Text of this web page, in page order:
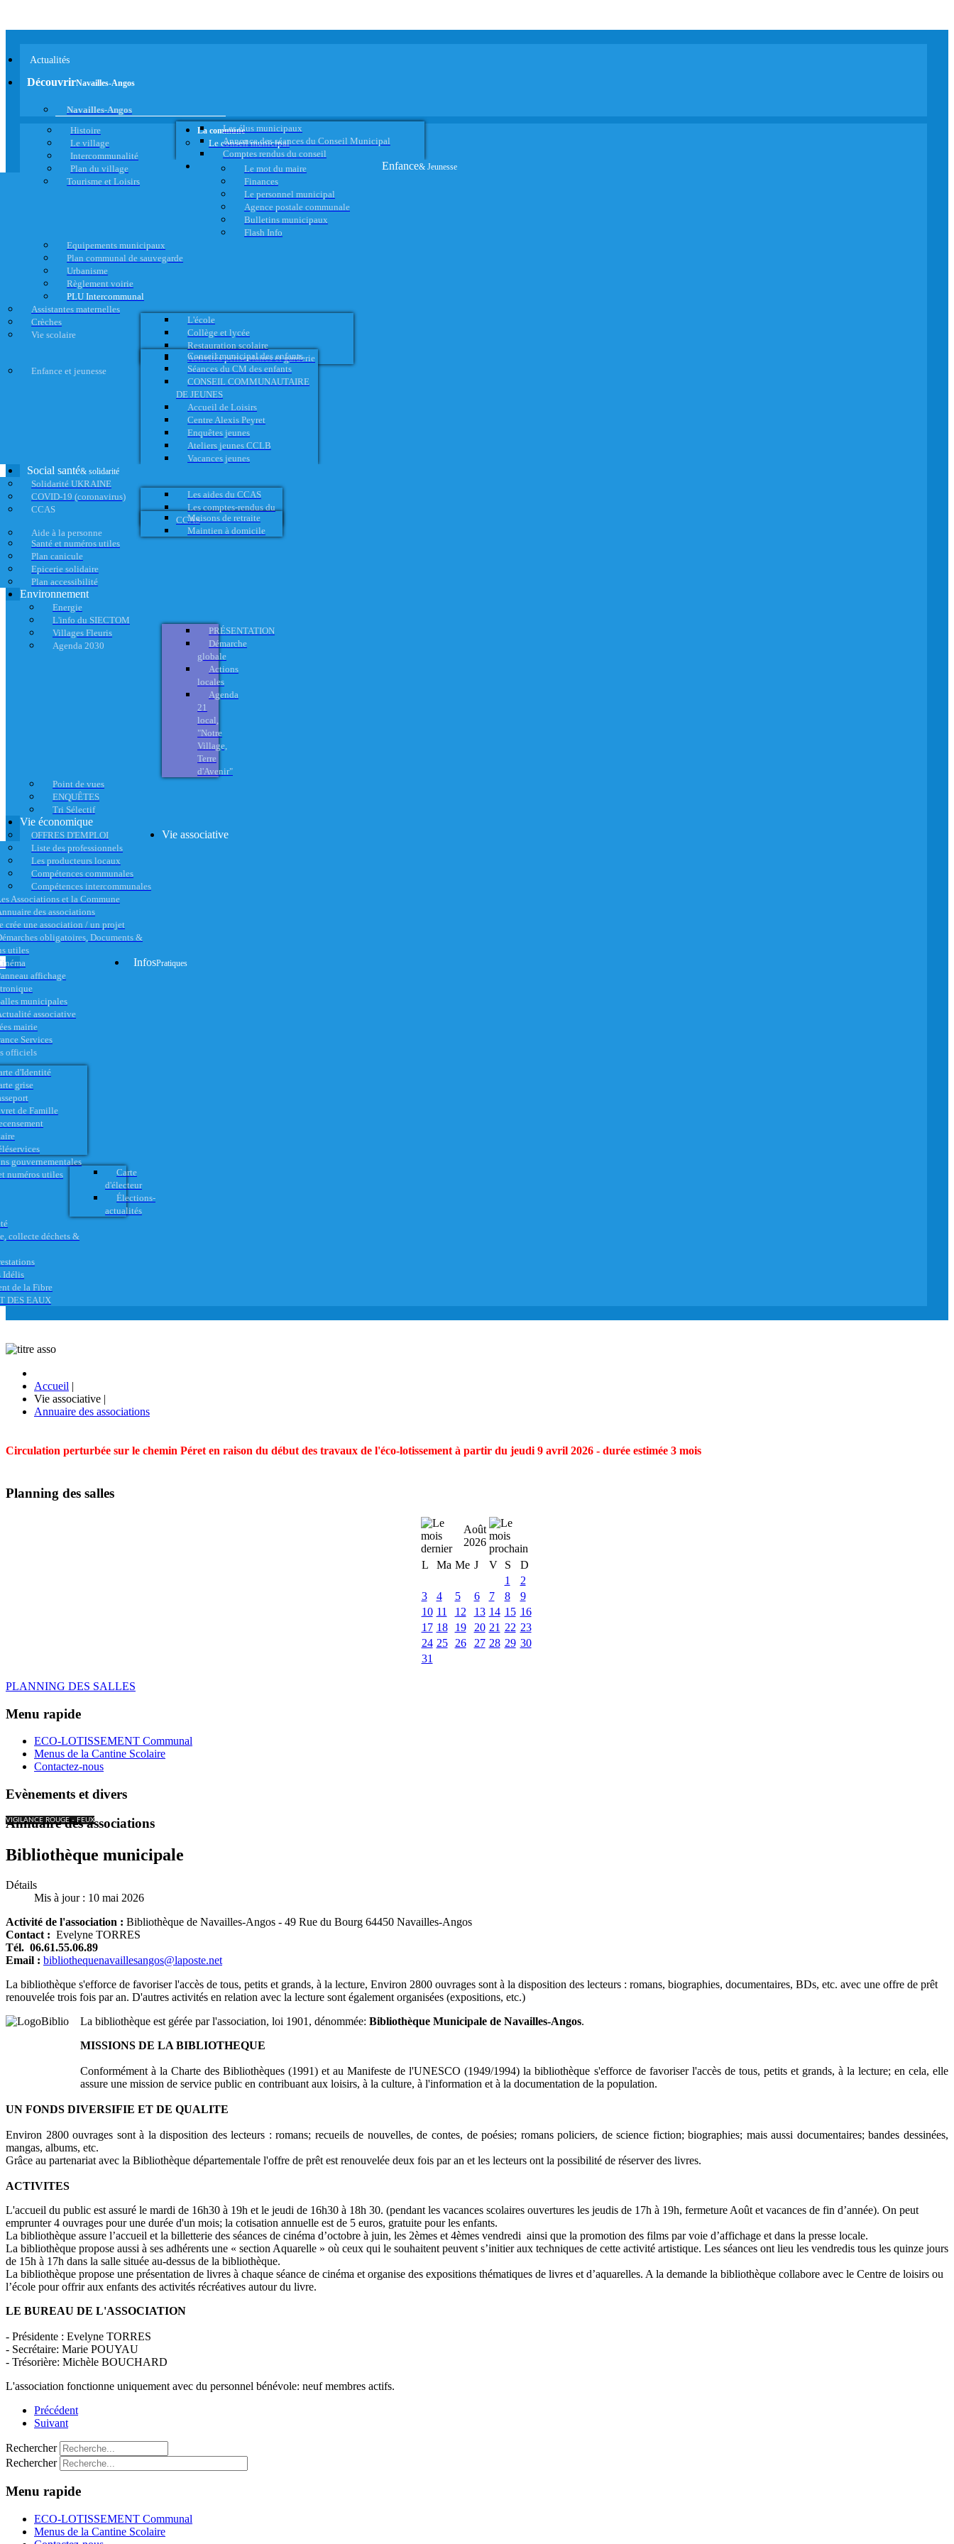
Actualités
DécouvrirNavailles-Angos
Navailles-Angos
Histoire
Le village
Intercommunalité
Plan du village
Tourisme et Loisirs
La commune
Le conseil municipal
Les élus municipaux
Annonce des séances du Conseil Municipal
Comptes rendus du conseil
Le mot du maire
Finances
Le personnel municipal
Agence postale communale
Bulletins municipaux
Flash Info
Equipements municipaux
Plan communal de sauvegarde
Urbanisme
Règlement voirie
PLU Intercommunal
Enfance& Jeunesse
Assistantes maternelles
Crèches
Vie scolaire
L'école
Collège et lycée
Restauration scolaire
Activités périscolaires et garderie
Enfance et jeunesse
Conseil municipal des enfants
Séances du CM des enfants
CONSEIL COMMUNAUTAIRE
DE JEUNES
Accueil de Loisirs
Centre Alexis Peyret
Enquêtes jeunes
Ateliers jeunes CCLB
Vacances jeunes
Social santé& solidarité
Solidarité UKRAINE
COVID-19 (coronavirus)
CCAS
Les aides du CCAS
Les comptes-rendus du
CCAS
Aide à la personne
Maisons de retraite
Maintien à domicile
Santé et numéros utiles
Plan canicule
Epicerie solidaire
Plan accessibilité
Environnement
Energie
L'info du SIECTOM
Villages Fleuris
Agenda 2030
PRÉSENTATION
Démarche
globale
Actions
locales
Agenda
21
local,
"Notre
Village,
Terre
d'Avenir"
Point de vues
ENQUÊTES
Tri Sélectif
Vie économique
OFFRES D'EMPLOI
Liste des professionnels
Les producteurs locaux
Compétences communales
Compétences intercommunales
Vie associative
Associations et la Commune
des associations
crée une association / un projet
obligatoires, Documents &
utiles
affichage
municipales
associative
InfosPratiques
mairie
Services
officiels
d'Identité
grise
de Famille
gouvernementales
numéros utiles
Carte
d'électeur
Élections-
actualités
collecte déchets &
Idélis
de la Fibre
DES EAUX
Accueil |
Vie associative |
Annuaire des associations
Circulation perturbée sur le chemin Péret en raison du début des travaux de l'éco-lotissement à partir du jeudi 9 avril 2026 - durée estimée 3 mois
Planning des salles
Août
2026
L
Ma Me J V S
D
1
2
3
4 5 6 7 8
9
10 11 12 13 14 15 16
17 18 19 20 21 22 23
24 25 26 27 28 29 30
31
PLANNING DES SALLES
Menu rapide
ECO-LOTISSEMENT Communal
Menus de la Cantine Scolaire
Contactez-nous
Evènements et divers
VIGILANCE ROUGE - FEUX
Annuaire des associations
Bibliothèque municipale
Détails
Mis à jour : 10 mai 2026
Activité de l'association : Bibliothèque de Navailles-Angos - 49 Rue du Bourg 64450 Navailles-Angos
Contact : Evelyne TORRES
Tél. 06.61.55.06.89
Email : bibliothequenavaillesangos@laposte.net
La bibliothèque s'efforce de favoriser l'accès de tous, petits et grands, à la lecture, Environ 2800 ouvrages sont à la disposition des lecteurs : romans, biographies, documentaires, BDs, etc. avec une offre de prêt
renouvelée trois fois par an. D'autres activités en relation avec la lecture sont également organisées (expositions, etc.)
La bibliothèque est gérée par l'association, loi 1901, dénommée: Bibliothèque Municipale de Navailles-Angos.
MISSIONS DE LA BIBLIOTHEQUE
Conformément à la Charte des Bibliothèques (1991) et au Manifeste de l'UNESCO (1949/1994) la bibliothèque s'efforce de favoriser l'accès de tous, petits et grands, à la lecture; en cela, elle
assure une mission de service public en contribuant aux loisirs, à la culture, à l'information et à la documentation de la population.
UN FONDS DIVERSIFIE ET DE QUALITE
Environ 2800 ouvrages sont à la disposition des lecteurs : romans; recueils de nouvelles, de contes, de poésies; romans policiers, de science fiction; biographies; mais aussi documentaires; bandes dessinées,
mangas, albums, etc.
Grâce au partenariat avec la Bibliothèque départementale l'offre de prêt est renouvelée deux fois par an et les lecteurs ont la possibilité de réserver des livres.
ACTIVITES
L'accueil du public est assuré le mardi de 16h30 à 19h et le jeudi de 16h30 à 18h 30. (pendant les vacances scolaires ouvertures les jeudis de 17h à 19h, fermeture Août et vacances de fin d’année). On peut
emprunter 4 ouvrages pour une durée d'un mois; la cotisation annuelle est de 5 euros, gratuite pour les enfants.
La bibliothèque assure l’accueil et la billetterie des séances de cinéma d’octobre à juin, les 2èmes et 4èmes vendredi ainsi que la promotion des films par voie d’affichage et dans la presse locale.
La bibliothèque propose aussi à ses adhérents une « section Aquarelle » où ceux qui le souhaitent peuvent s’initier aux techniques de cette activité artistique. Les séances ont lieu les vendredis tous les quinze jours
de 15h à 17h dans la salle située au-dessus de la bibliothèque.
La bibliothèque propose une présentation de livres à chaque séance de cinéma et organise des expositions thématiques de livres et d’aquarelles. A la demande la bibliothèque collabore avec le Centre de loisirs ou
l’école pour offrir aux enfants des activités récréatives autour du livre.
LE BUREAU DE L'ASSOCIATION
- Présidente : Evelyne TORRES
- Secrétaire: Marie POUYAU
- Trésorière: Michèle BOUCHARD
L'association fonctionne uniquement avec du personnel bénévole: neuf membres actifs.
Précédent
Suivant
Rechercher
Rechercher
Menu rapide
ECO-LOTISSEMENT Communal
Menus de la Cantine Scolaire